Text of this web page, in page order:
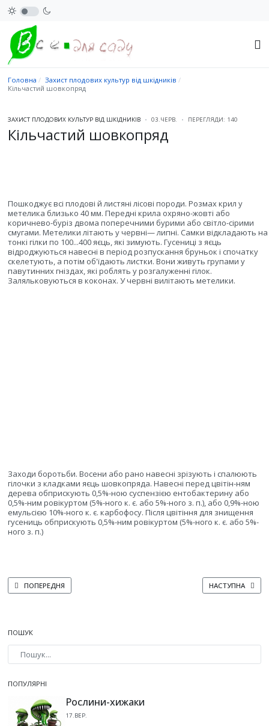
Головна
Захист плодових культур від шкідників
Кільчастий шовкопряд
ЗАХИСТ ПЛОДОВИХ КУЛЬТУР ВІД ШКІДНИКІВ 03.ЧЕРВ. ПЕРЕГЛЯДИ: 140
Кільчастий шовкопряд
Пошкоджує всі плодові й листяні лісові породи. Розмах крил у
метелика близько 40 мм. Передні крила охряно-жовті або
коричнево-буріз двома поперечними бурими або світло-сірими
смугами. Метелики літають у червні— липні. Самки відкладають на
тонкі гілки по 100...400 яєць, які зимують. Гусениці з яєць
відроджуються навесні в період розпускання бруньок і спочатку
скелетують, а потім об'їдають листки. Вони живуть групами у
павутинних гніздах, які роблять у розгалуженні гілок.
Заляльковуються в коконах. У червні вилітають метелики.
Заходи боротьби. Восени або рано навесні зрізують і спалюють
гілочки з кладками яєць шовкопряда. Навесні перед цвітін-ням
дерева обприскують 0,5%-ною суспензією ентобактерину або
0,5%-ним ровікуртом (5%-ного к. є. або 5%-ного з. п.), або 0,9%-ною
емульсією 10%-ного к. є. карбофосу. Після цвітіння для знищення
гусениць обприскують 0,5%-ним ровікуртом (5%-ного к. є. або 5%-
ного з. п.)
ПОПЕРЕДНЯ СТАТТЯ: ЗОЛОТОГУЗ
ПОПЕРЕДНЯ НАСТУПНА
НАСТУПНА
ПОШУК
ПОПУЛЯРНІ
Рослини-хижаки
17.ВЕР.